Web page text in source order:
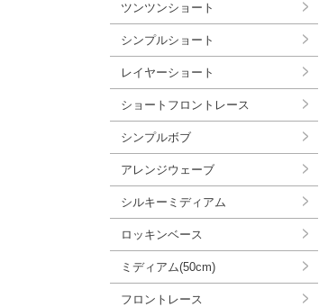
ツンツンショート
シンプルショート
レイヤーショート
ショートフロントレース
シンプルボブ
アレンジウェーブ
シルキーミディアム
ロッキンベース
ミディアム(50cm)
フロントレース